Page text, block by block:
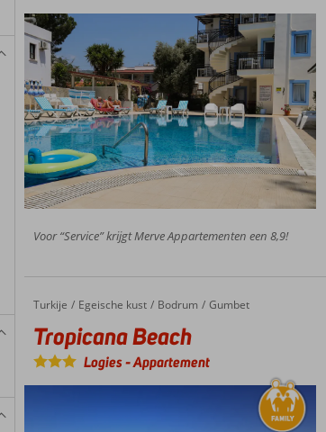
Voor “Service” krijgt Merve Appartementen een 8,9!
Home
Turkije Egeische kust Bodrum Gumbet
Tropicana Beach
Tropicana Beach
Logies-Appartement